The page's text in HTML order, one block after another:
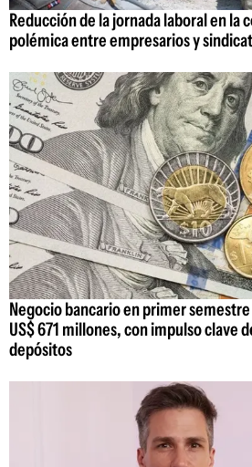
Reducción de la jornada laboral en la
polémica entre empresarios y
Negocio bancario en primer
US$ 671 millones, con impulso clave
depósitos